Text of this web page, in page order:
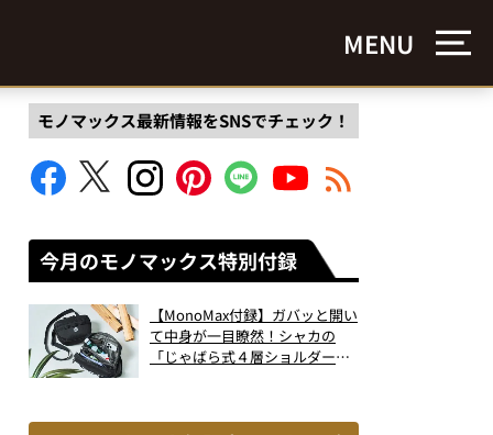
MENU
モノマックス最新情報をSNSでチェック！
今月のモノマックス特別付録
【MonoMax付録】ガバッと開い
て中身が一目瞭然！シャカの
「じゃばら式４層ショルダーバ